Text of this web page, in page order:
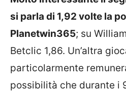
si parla di 1,92 volte la
Planetwin365; su
Betclic 1,86. Un’altra
particolarmente
possibilità che durante i